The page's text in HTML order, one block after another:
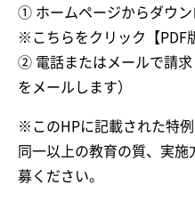
① ホームページからダウン
※こちらをクリック【PDF
② 電話またはメールで請
をメールします）
※このHPに記載された特例
同一以上の教育の質、実
募ください。